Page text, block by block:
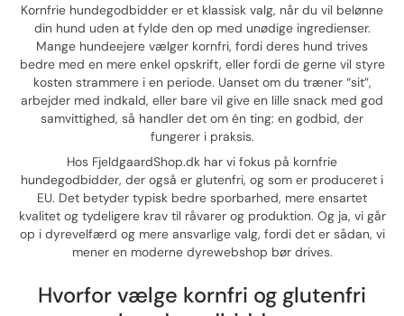
Kornfrie hundegodbidder er et klassisk valg, når du vil belønne
din hund uden at fylde den op med unødige ingredienser.
Mange hundeejere vælger kornfri, fordi deres hund trives
bedre med en mere enkel opskrift, eller fordi de gerne vil styre
kosten strammere i en periode. Uanset om du træner “sit”,
arbejder med indkald, eller bare vil give en lille snack med god
samvittighed, så handler det om én ting: en godbid, der
fungerer i praksis.
Hos FjeldgaardShop.dk har vi fokus på kornfrie
hundegodbidder, der også er glutenfri, og som er produceret i
EU. Det betyder typisk bedre sporbarhed, mere ensartet
kvalitet og tydeligere krav til råvarer og produktion. Og ja, vi går
op i dyrevelfærd og mere ansvarlige valg, fordi det er sådan, vi
mener en moderne dyrewebshop bør drives.
Hvorfor vælge kornfri og glutenfri